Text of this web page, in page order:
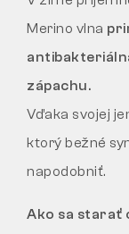
Merino vlna
zápachu.
Vďaka svojej
ktorý bežné
napodobniť.
Ako sa starať